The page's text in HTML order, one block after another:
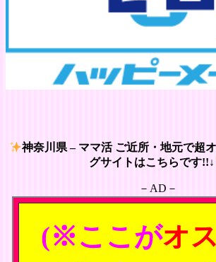
神奈川県 – ママ活 ご近所・地元で超
グサイトはこちらです!!↓
－AD－
(※ここがオ